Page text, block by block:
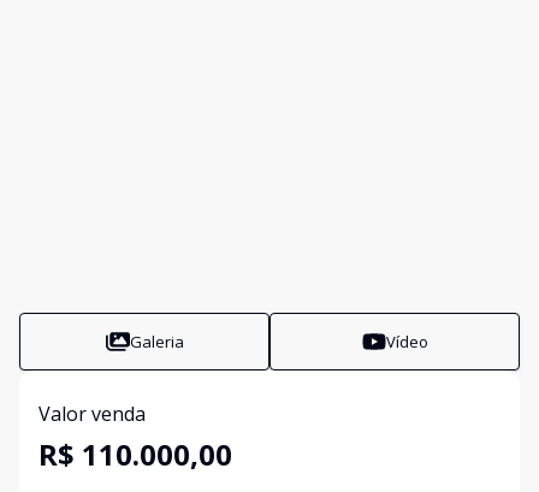
Galeria Vídeo
Valor venda
R$ 110.000,00